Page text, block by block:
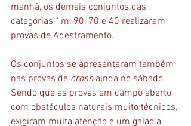
manhã, os demais conjuntos das
categorias 1m, 90, 70 e 40 realizaram
provas de Adestramento.
Os conjuntos se apresentaram também
nas provas de cross ainda no sábado.
Sendo que as provas em campo aberto,
com obstáculos naturais muito técnicos,
exigiram muita atenção e um galão a